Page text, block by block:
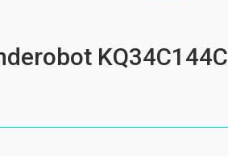
KQ34C144C